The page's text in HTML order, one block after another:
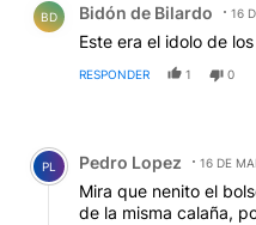
BD Bidón de Bilardo 16
Este era el idolo de
RESPONDER 1 0
Comentario de Pedro
PL Pedro Lopez 16 DE
Mira que nenito el
de la misma calaña,